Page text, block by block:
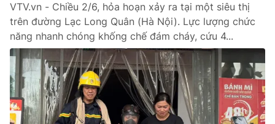
VTV.vn - Chiều 2/6, hỏa hoạn xảy ra tại một siêu thị
trên đường Lạc Long Quân (Hà Nội). Lực lượng chức
năng nhanh chóng khống chế đám cháy, cứu 4...